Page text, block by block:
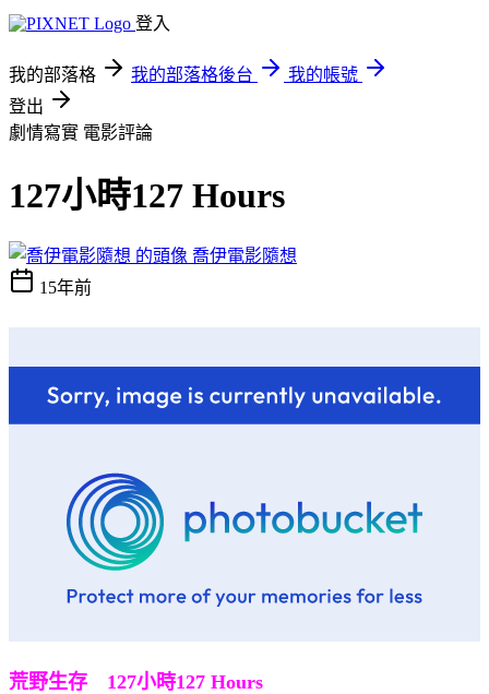
登入
我的部落格 我的部落格後台
我的帳號
登出
劇情寫實 電影評論
127小時127 Hours
喬伊電影隨想
15年前
荒野生存 127小時127 Hours